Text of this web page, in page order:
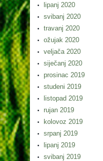
lipanj 2020
svibanj 2020
travanj 2020
ožujak 2020
veljača 2020
siječanj 2020
prosinac 2019
studeni 2019
listopad 2019
rujan 2019
kolovoz 2019
srpanj 2019
lipanj 2019
svibanj 2019